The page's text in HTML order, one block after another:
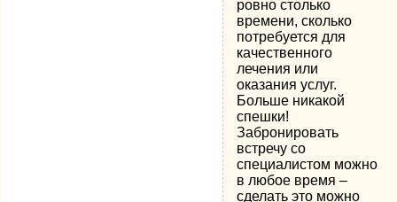
ровно столько
времени, сколько
потребуется для
качественного
лечения или
оказания услуг.
Больше никакой
спешки!
Забронировать
встречу со
специалистом можно
в любое время –
сделать это можно